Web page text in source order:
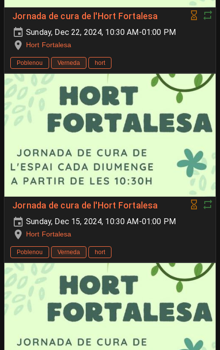
Jornada de cura de l'Hort Fortalesa
Sunday, Dec 22, 2024, 10:30 AM-01:00 PM
Hort Fortalesa
Poblenou Verneda hort
Jornada de cura de l'Hort Fortalesa
Sunday, Dec 15, 2024, 10:30 AM-01:00 PM
Hort Fortalesa
Poblenou Verneda hort